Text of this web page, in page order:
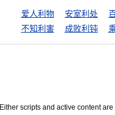
爱人利物 安室利处
不知利害
成败利钝
Either scripts and active content